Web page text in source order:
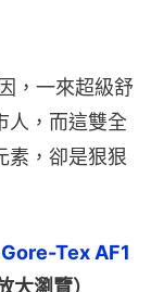
，一來超級舒
人，而這雙全
素，卻是狠狠
Tex AF1
大瀏覽）